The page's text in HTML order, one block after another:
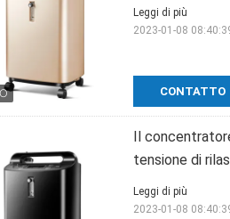
CONTATTO
Leggi di più
2023-01-08
Il
tensione di
Leggi di più
2023-01-08